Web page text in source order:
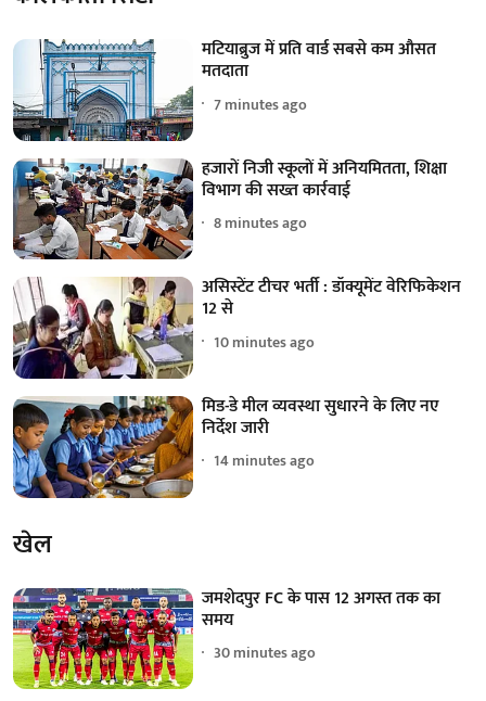
मटियाब्रुज में प्रति वार्ड सबसे कम औसत
मतदाता
7 minutes ago
हजारों निजी स्कूलों में अनियमितता, शिक्षा
विभाग की सख्त कार्रवाई
8 minutes ago
असिस्टेंट टीचर भर्ती : डॉक्यूमेंट वेरिफिकेशन
12 से
10 minutes ago
मिड-डे मील व्यवस्था सुधारने के लिए नए
निर्देश जारी
14 minutes ago
खेल
जमशेदपुर FC के पास 12 अगस्त तक का
समय
30 minutes ago